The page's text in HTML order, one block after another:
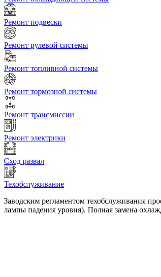
Ремонт подвески
Ремонт рулевой системы
Ремонт топливной системы
Ремонт тормозной системы
Ремонт трансмиссии
Ремонт электрики
Сход развал
Техобслуживание
Заводским регламентом техобслуживания
лампы падения уровня). Полная замена